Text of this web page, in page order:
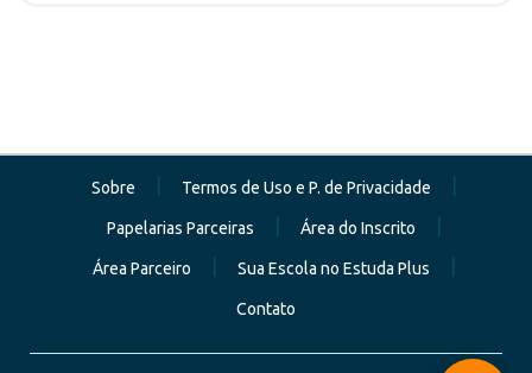
Sobre Termos de Uso e P. de Privacidade
Papelarias Parceiras Área do Inscrito
Área Parceiro Sua Escola no Estuda Plus
Contato